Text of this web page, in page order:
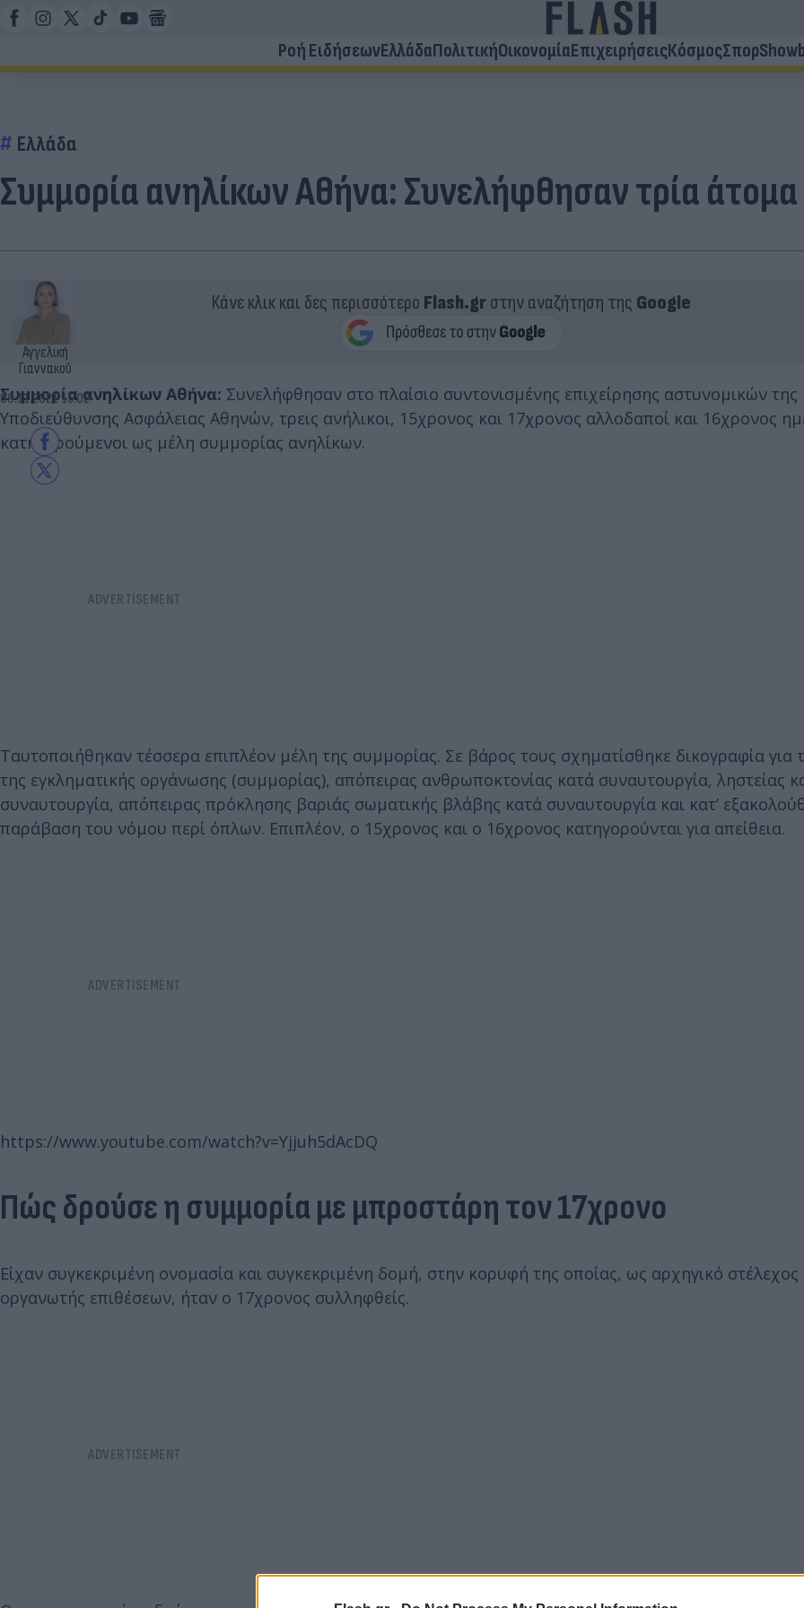
Ροή ΕιδήσεωνΕλλάδαΠολιτικήΟικονομίαΕπιχειρήσειςΚόσμοςΣπορ
Ελλάδα
Συμμορία ανηλίκων Αθήνα: Συνελήφθησαν τρία
Αγγελική
Γιαννακού
09.11.2021 15:02
Κάνε κλικ και δες περισσότερο Flash.grστην αναζήτηση της Google
Συμμορία ανηλίκων Αθήνα: Συνελήφθησαν στο πλαίσιο συντονισμένης επιχείρησης αστυνομικών της
Υποδιεύθυνσης Ασφάλειας Αθηνών, τρεις ανήλικοι, 15χρονος και 17χρονος αλλοδαποί και 16χρονος
κατηγορούμενοι ως μέλη συμμορίας ανηλίκων.
Ταυτοποιήθηκαν τέσσερα επιπλέον μέλη της συμμορίας. Σε βάρος τους σχηματίσθηκε δικογραφία για
της εγκληματικής οργάνωσης (συμμορίας), απόπειρας ανθρωποκτονίας κατά συναυτουργία, ληστείας
συναυτουργία, απόπειρας πρόκλησης βαριάς σωματικής βλάβης κατά συναυτουργία και κατ’
παράβαση του νόμου περί όπλων. Επιπλέον, ο 15χρονος και ο 16χρονος κατηγορούνται για απείθεια.
https://www.youtube.com/watch?v=Yjjuh5dAcDQ
Πώς δρούσε η συμμορία με μπροστάρη τον 17χρονο
Είχαν συγκεκριμένη ονομασία και συγκεκριμένη δομή, στην κορυφή της οποίας, ως αρχηγικό στέλεχος
οργανωτής επιθέσεων, ήταν ο 17χρονος συλληφθείς.